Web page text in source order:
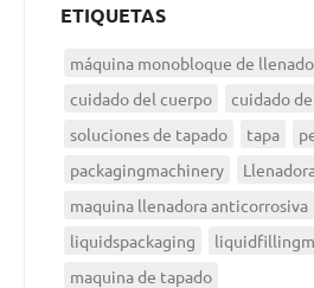
ETIQUETAS
máquina monobloque de llenado
cuidado del cuerpo
cuidado
soluciones de tapado
tapa
packagingmachinery
maquina llenadora anticorrosiva
liquidspackaging
maquina de tapado